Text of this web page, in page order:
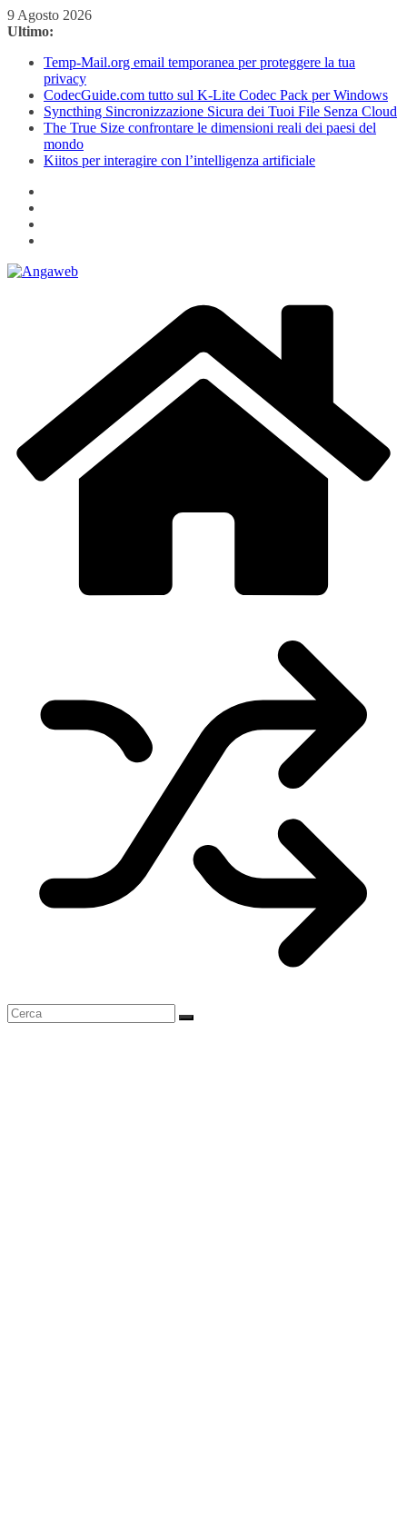
Salta
al
9 Agosto 2026
Ultimo:
Temp-Mail.org email temporanea per proteggere la tua
privacy
CodecGuide.com tutto sul K-Lite Codec Pack per Windows
Syncthing Sincronizzazione Sicura dei Tuoi File Senza Cloud
The True Size confrontare le dimensioni reali dei paesi del
mondo
Kiitos per interagire con l’intelligenza artificiale